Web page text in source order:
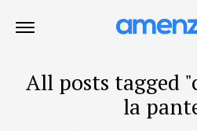
All posts tagged
la